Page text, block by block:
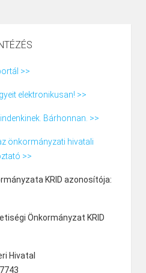
>>
elektronikusan! >>
Bárhonnan. >>
önkormányzati hivatali
>>
KRID azonosítója:
Önkormányzat KRID
Hivatal